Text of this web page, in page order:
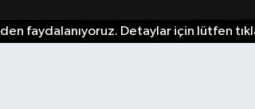
faydalanıyoruz. Detaylar için lütfen